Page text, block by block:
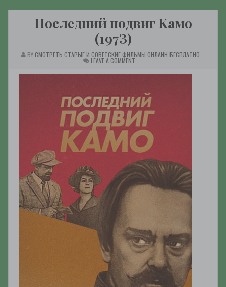
Пocлeдний пoдвиг Kaмo
(197З)
BY СМОТРЕТЬ СТАРЫЕ И СОВЕТСКИЕ ФИЛЬМЫ ОНЛАЙН БЕСПЛАТНО
LEAVE A COMMENTON